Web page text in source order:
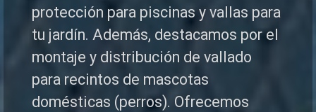
protección para piscinas y vallas para
tu jardín. Además, destacamos por el
montaje y distribución de vallado
para recintos de mascotas
domésticas (perros). Ofrecemos